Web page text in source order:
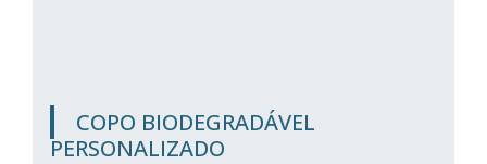
COPO BIODEGRADÁVEL
PERSONALIZADO